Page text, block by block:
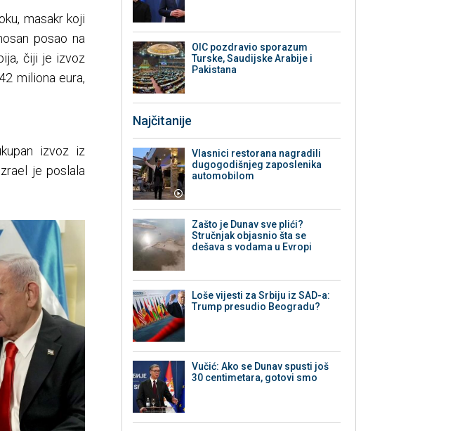
masakr koji
posao na
čiji je izvoz
miliona eura,
izvoz iz
je poslala
OIC pozdravio sporazum
Turske, Saudijske Arabije i
Pakistana
Najčitanije
Vlasnici restorana nagradili
dugogodišnjeg zaposlenika
automobilom
Zašto je Dunav sve plići?
Stručnjak objasnio šta se
dešava s vodama u Evropi
Loše vijesti za Srbiju iz SAD-a:
Trump presudio Beogradu?
Vučić: Ako se Dunav spusti još
30 centimetara, gotovi smo